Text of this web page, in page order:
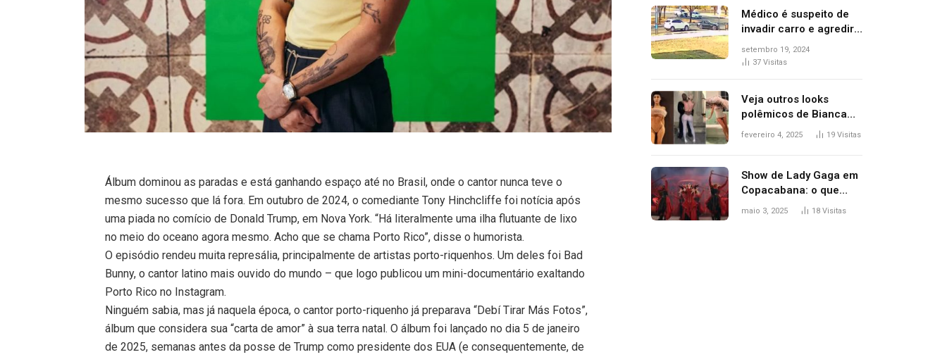
Álbum dominou as paradas e está ganhando espaço até no Brasil, onde o cantor nunca teve o
mesmo sucesso que lá fora. Em outubro de 2024, o comediante Tony Hinchcliffe foi notícia após
uma piada no comício de Donald Trump, em Nova York. “Há literalmente uma ilha flutuante de lixo
no meio do oceano agora mesmo. Acho que se chama Porto Rico”, disse o humorista.
O episódio rendeu muita represália, principalmente de artistas porto-riquenhos. Um deles foi Bad
Bunny, o cantor latino mais ouvido do mundo – que logo publicou um mini-documentário exaltando
Porto Rico no Instagram.
Ninguém sabia, mas já naquela época, o cantor porto-riquenho já preparava “Debí Tirar Más Fotos”,
álbum que considera sua “carta de amor” à sua terra natal. O álbum foi lançado no dia 5 de janeiro
de 2025, semanas antes da posse de Trump como presidente dos EUA (e consequentemente, de
premiação
Médico é suspeito de
invadir carro e agredir
delegado aposentado
durante confusão no
setembro 19, 2024
37 Visitas
Veja outros looks
polêmicos de Bianca
Censori, esposa de
Grammy 2025
fevereiro 4, 2025 19 Visitas
Show de Lady Gaga em
Copacabana: o que
esperar, horários,
maio 3, 2025 18 Visitas